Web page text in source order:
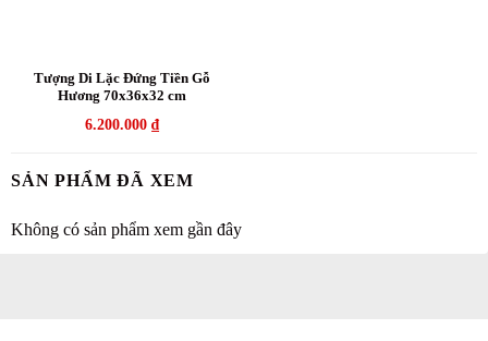
Tượng Di Lặc Đứng Tiền Gỗ
Hương 70x36x32 cm
6.200.000 ₫
SẢN PHẨM ĐÃ XEM
Không có sản phẩm xem gần đây